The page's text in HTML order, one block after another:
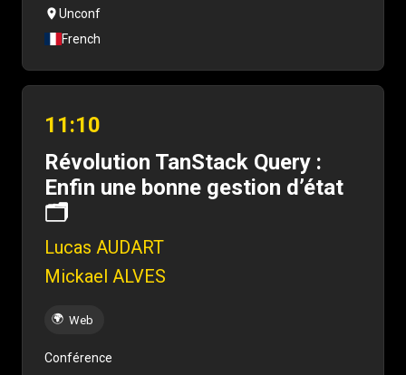
Unconf
French
11:10
Révolution TanStack Query :
Enfin une bonne gestion d’état
🗂️
Lucas AUDART
Mickael ALVES
🌍 Web
Conférence